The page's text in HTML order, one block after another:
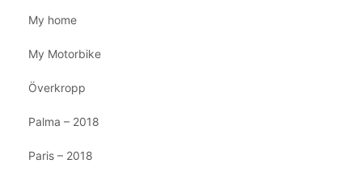
My home
My Motorbike
Överkropp
Palma – 2018
Paris – 2018